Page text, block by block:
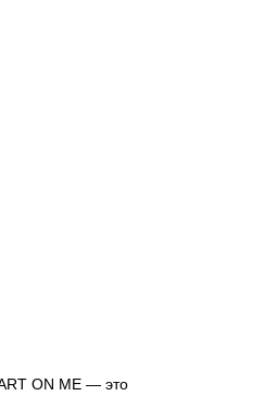
ON ME — это